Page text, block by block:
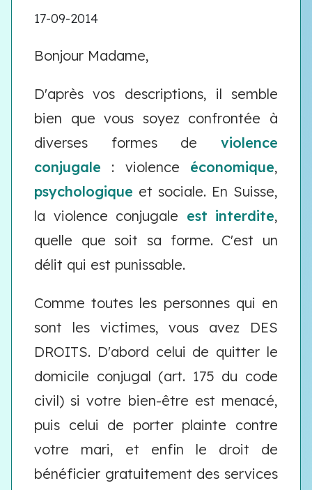
17-09-2014
Bonjour Madame,
D'après vos descriptions, il semble
bien que vous soyez confrontée à
diverses formes de violence
conjugale : violence économique,
psychologique et sociale. En Suisse,
la violence conjugale est interdite,
quelle que soit sa forme. C'est un
délit qui est punissable.
Comme toutes les personnes qui en
sont les victimes, vous avez DES
DROITS. D'abord celui de quitter le
domicile conjugal (art. 175 du code
civil) si votre bien-être est menacé,
puis celui de porter plainte contre
votre mari, et enfin le droit de
bénéficier gratuitement des services